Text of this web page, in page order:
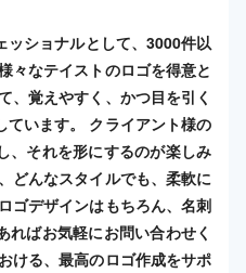
ッショナルとして、3000件以
々なテイストのロゴを得意と
、覚えやすく、かつ目を引く
ています。 クライアント様の
、それを形にするのが楽しみ
どんなスタイルでも、柔軟に
ゴデザインはもちろん、名刺
ればお気軽にお問い合わせく
ける、最高のロゴ作成をサポ